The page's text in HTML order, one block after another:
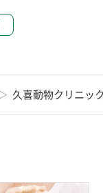
久喜動物クリニッ